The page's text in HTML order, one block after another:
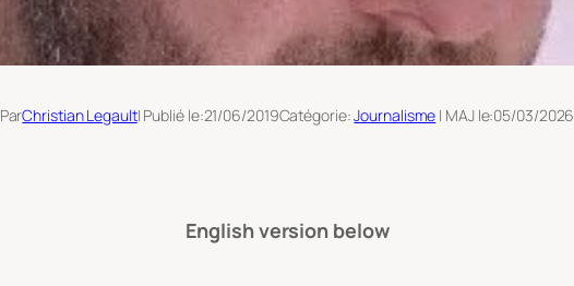
ParChristian Legault| Publié le:21/06/2019Catégorie:Journalisme | MAJ le:05/03/2026
English version below